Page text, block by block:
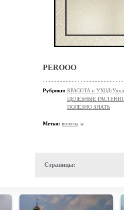
PEROOO
Рубрики: КРАСОТА и УХОД/Уход
ЦЕЛЕБНЫЕ
ПОЛЕЗНО ЗНАТЬ
Метки: волосы
Страницы: